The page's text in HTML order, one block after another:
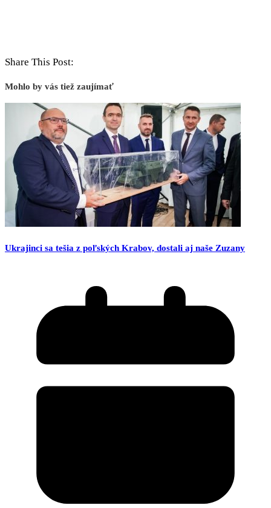
Share This Post:
Mohlo by vás tiež zaujímať
Ukrajinci sa tešia z poľských Krabov, dostali aj naše Zuzany